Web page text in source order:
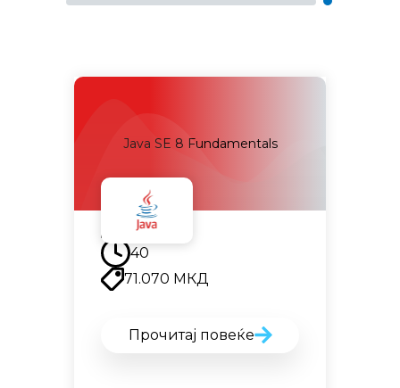
Java SE 8 Fundamentals
Наскоро
40
71.070 МКД
Прочитај повеќе